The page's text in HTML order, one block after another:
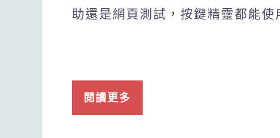
助還是網頁測試，按鍵精靈都能使
閱讀更多